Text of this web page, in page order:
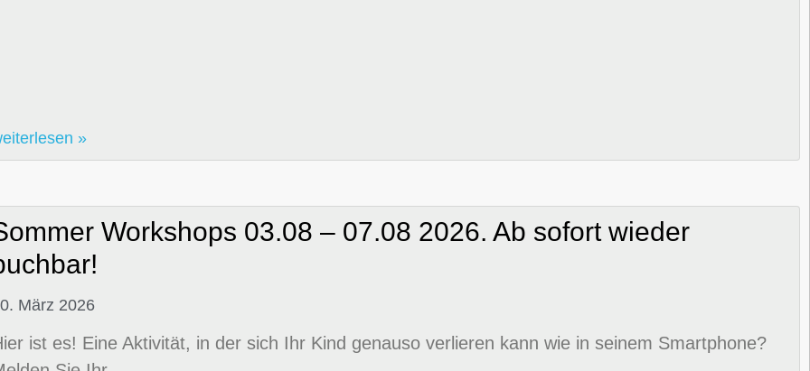
»
Workshops 03.08 – 07.08 2026. Ab sofort wieder
März 2026
ist es! Eine Aktivität, in der sich Ihr Kind genauso verlieren kann wie in seinem Smartphone?